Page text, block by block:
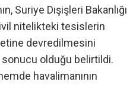
Suriye Dışişleri Bakanlığı
nitelikteki tesislerin
devredilmesini
olduğu belirtildi.
havalimanının